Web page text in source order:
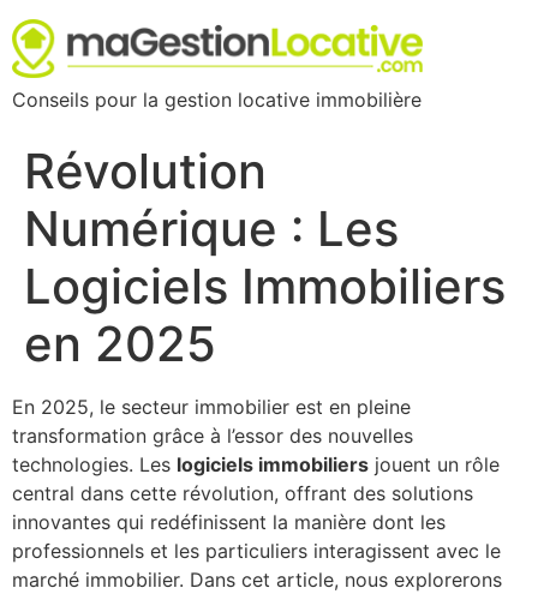
Conseils pour la gestion locative immobilière
Révolution
Numérique : Les
Logiciels Immobiliers
en 2025
En 2025, le secteur immobilier est en pleine
transformation grâce à l’essor des nouvelles
technologies. Les logiciels immobiliers jouent un rôle
central dans cette révolution, offrant des solutions
innovantes qui redéfinissent la manière dont les
professionnels et les particuliers interagissent avec le
marché immobilier. Dans cet article, nous explorerons